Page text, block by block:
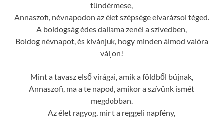
tündérmese,
Annaszofi, névnapodon az élet szépsége elvarázsol téged.
A boldogság édes dallama zenél a szívedben,
Boldog névnapot, és kívánjuk, hogy minden álmod valóra
váljon!
Mint a tavasz első virágai, amik a földből bújnak,
Annaszofi, ma a te napod, amikor a szívünk ismét
megdobban.
Az élet ragyog, mint a reggeli napfény,